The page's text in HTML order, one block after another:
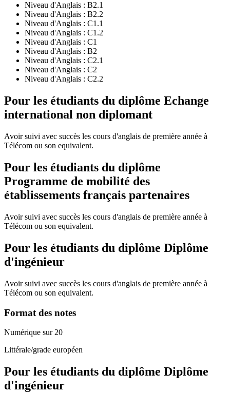
Niveau d'Anglais : B2.1
Niveau d'Anglais : B2.2
Niveau d'Anglais : C1.1
Niveau d'Anglais : C1.2
Niveau d'Anglais : C1
Niveau d'Anglais : B2
Niveau d'Anglais : C2.1
Niveau d'Anglais : C2
Niveau d'Anglais : C2.2
Pour les étudiants du diplôme Echange
international non diplomant
Avoir suivi avec succès les cours d'anglais de première année à
Télécom ou son equivalent.
Pour les étudiants du diplôme
Programme de mobilité des
établissements français partenaires
Avoir suivi avec succès les cours d'anglais de première année à
Télécom ou son equivalent.
Pour les étudiants du diplôme Diplôme
d'ingénieur
Avoir suivi avec succès les cours d'anglais de première année à
Télécom ou son equivalent.
Format des notes
Numérique sur 20
Littérale/grade européen
Pour les étudiants du diplôme Diplôme
d'ingénieur